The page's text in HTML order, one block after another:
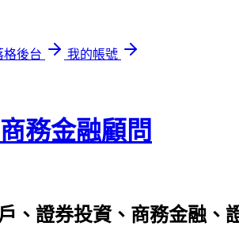
格後台
我的帳號
務金融顧問
、證券投資、商務金融、